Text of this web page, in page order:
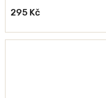
295 Kč